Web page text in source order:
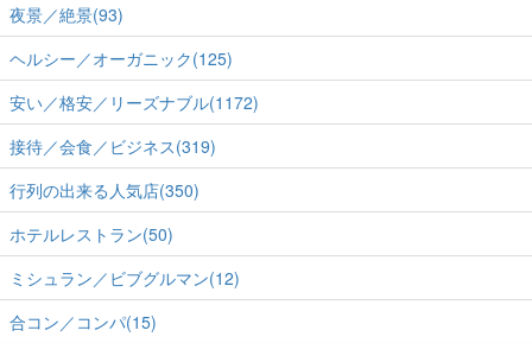
夜景／絶景(93)
ヘルシー／オーガニック(125)
安い／格安／リーズナブル(1172)
接待／会食／ビジネス(319)
行列の出来る人気店(350)
ホテルレストラン(50)
ミシュラン／ビブグルマン(12)
合コン／コンパ(15)